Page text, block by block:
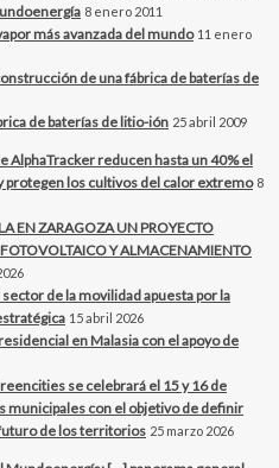
8 enero 2011
más avanzada del mundo 11 enero
de baterías de litio-ión 25 abril 2009
AlphaTracker reducen hasta un 40% el
protegen los cultivos del calor extremo 8
EN ZARAGOZA UN PROYECTO
Y ALMACENAMIENTO
de la movilidad apuesta por la
15 abril 2026
en Malasia con el apoyo de
se celebrará el 15 y 16 de
municipales con el objetivo de definir
de los territorios 25 marzo 2026